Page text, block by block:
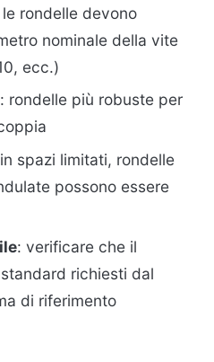
le rondelle devono
nominale della vite
ecc.)
: rondelle più robuste per
spazi limitati, rondelle
possono essere
: verificare che il
richiesti dal
di riferimento